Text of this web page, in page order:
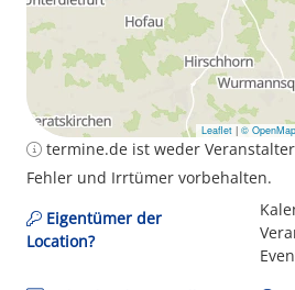
Leaflet | ©
termine.de ist weder
Fehler und Irrtümer vorbehalten.
Eigentümer der
Location?